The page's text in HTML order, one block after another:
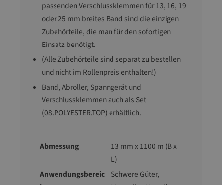
passenden Verschlussklemmen für 13, 16, 19
oder 25 mm breites Band sind die einzigen
Zubehörteile, die man für den sofortigen
Einsatz benötigt.
(Alle Zubehörteile sind separat zu bestellen
und nicht im Rollenpreis enthalten!)
Band, Abroller, Spanngerät und
Verschlussklemmen auch als Set
(08.POLYESTER.TOP) erhältlich.
Abmessung
13 mm x 1100 m (B x
L)
Anwendungsbereic
Schwere Güter,